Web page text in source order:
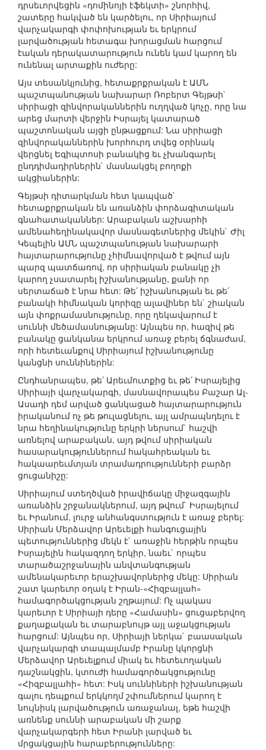
դրսեւորվեցին «դոմինոյի էֆեկտի» շնորհիվ,
շատերը հակված են կարծելու, որ Սիրիայում
վարչակարգի փոփոխության եւ երկրում
լարվածության հետագա խորացման հարցում
էական դերակատարություն ունեն կամ կարող են
ունենալ արտաքին ուժերը:
Այս տեսանկյունից, հետաքրքրական է ԱՄՆ
պաշտպանության նախարար Ռոբերտ Գեյթսի`
սիրիացի զինվորականներին ուղղված կոչը, որը նա
արեց մարտի վերջին Իսրայել կատարած
պաշտոնական այցի ընթացքում: Նա սիրիացի
զինվորականներին խորհուրդ տվեց օրինակ
վերցնել Եգիպտոսի բանակից եւ չխանգարել
ընդդիմադիրներին` մասնակցել բողոքի
ակցիաներին:
Գեյթսի դիտարկման հետ կապված`
հետաքրքրական են առանձին փորձագիտական
գնահատականներ: Արաբական աշխարհի
ամենահեղինակավոր մասնագետներից մեկին` Ժիլ
Կեպելին ԱՄՆ պաշտպանության նախարարի
հայտարարությունը չհիմնավորված է թվում այն
պարզ պատճառով, որ սիրիական բանակը չի
կարող չսատարել իշխանությանը, քանի որ
սերտաճած է նրա հետ: Թե՛ իշխանության եւ թե՛
բանակի հիմնական կորիզը ալավիներ են` շիական
այն փոքրամասնությունը, որը ղեկավարում է
սուննի մեծամասնությանը: Այնպես որ, հազիվ թե
բանակը ցանկանա երկրում առաջ բերել ճգնաժամ,
որի հետեւանքով Սիրիայում իշխանությունը
կանցնի սուննիներին:
Ընդհանրապես, թե՛ Արեւմուտքից եւ թե՛ Իսրայելից
Սիրիայի վարչակարգի, մասնավորապես Բաշար Ալ-
Ասադի դեմ արված ցանկացած հայտարարություն
իրականում ոչ թե թուլացնելու, այլ ամրապնդելու է
նրա հեղինակությունը երկրի ներսում` հաշվի
առնելով արաբական, այդ թվում սիրիական
հասարակություններում հակահրեական եւ
հակաարեւմտյան տրամադրությունների բարձր
ցուցանիշը:
Սիրիայում ստեղծված իրավիճակը միջազգային
առանձին շրջանակներում, այդ թվում` Իսրայելում
եւ Իրանում, լուրջ անհանգստություն է առաջ բերել:
Սիրիան Մերձավոր Արեւելքի հանգուցային
պետություններից մեկն է` առաջին հերթին որպես
Իսրայելին հակազդող երկիր, նաեւ` որպես
տարածաշրջանային անվտանգության
ամենակարեւոր երաշխավորներից մեկը: Սիրիան
շատ կարեւոր օղակ է Իրան-«Հիզբալլահ»
համագործակցության շղթայում: Ոչ պակաս
կարեւոր է Սիրիայի դերը «Համասին» ցուցաբերվող
քաղաքական եւ տարաբնույթ այլ աջակցության
հարցում: Այնպես որ, Սիրիայի ներկա` բաասական
վարչակարգի տապալմամբ Իրանը կկորցնի
Մերձավոր Արեւելքում միակ եւ հետեւողական
դաշնակցին, կտուժի համագործակցությունը
«Հիզբալլահի» հետ: Իսկ սուննիների իշխանության
գալու դեպքում երկկողմ շփումներում կարող է
նույնիսկ լարվածություն առաջանալ, եթե հաշվի
առնենք սուննի արաբական մի շարք
վարչակարգերի հետ Իրանի լարված եւ
մրցակցային հարաբերությունները: